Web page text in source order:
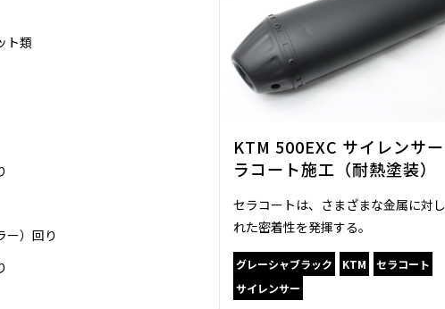
KTM 500EXC サイレンサ
ラコート施工（耐熱塗装）
セラコートは、さまざまな金属に対
れた密着性を発揮する。
グレーシャブラック KTM
セラコート
サイレンサー
ト類
ー）回り